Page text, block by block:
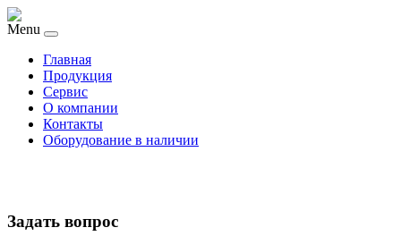
Menu
Главная
Продукция
Сервис
О компании
Контакты
Оборудование в наличии
Задать вопрос